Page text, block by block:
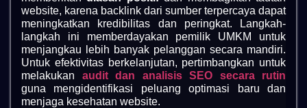
website, karena backlink dari sumber terpercaya dapat
meningkatkan kredibilitas dan peringkat. Langkah-
langkah ini memberdayakan pemilik UMKM untuk
menjangkau lebih banyak pelanggan secara mandiri.
Untuk efektivitas berkelanjutan, pertimbangkan untuk
melakukan audit dan analisis SEO secara rutin
guna mengidentifikasi peluang optimasi baru dan
menjaga kesehatan website.